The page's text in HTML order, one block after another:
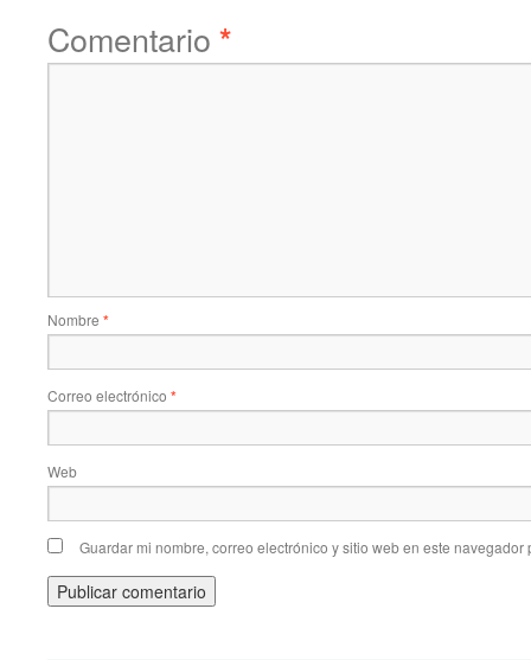
Comentario *
Nombre *
Correo electrónico *
Web
Guardar mi nombre, correo electrónico y sitio web en este